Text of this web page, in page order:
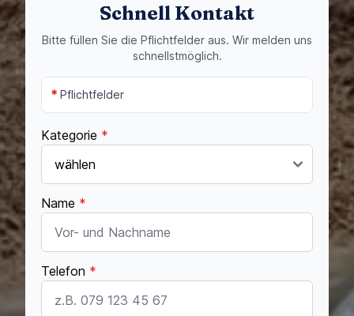
Schnell Kontakt
Bitte füllen Sie die Pflichtfelder aus. Wir melden uns
schnellstmöglich.
* Pflichtfelder
Kategorie *
Name *
Telefon *